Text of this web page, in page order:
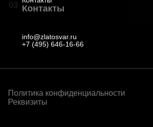
03 Контакты
info@zlatosvar.ru
+7 (495) 646-16-66
Политика конфиденциальности
Реквизиты